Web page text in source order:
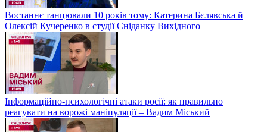
Востаннє танцювали 10 років тому: Катерина Бєлявська й
Олексій Кучеренко в студії Сніданку Вихідного
Інформаційно-психологічні атаки росії: як правильно
реагувати на ворожі маніпуляції – Вадим Міський